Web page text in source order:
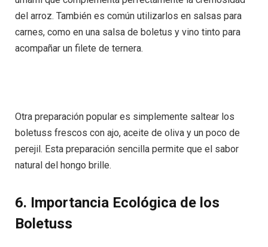
del arroz. También es común utilizarlos en salsas para
carnes, como en una salsa de boletus y vino tinto para
acompañar un filete de ternera.
Otra preparación popular es simplemente saltear los
boletuss frescos con ajo, aceite de oliva y un poco de
perejil. Esta preparación sencilla permite que el sabor
natural del hongo brille.
6. Importancia Ecológica de los
Boletuss